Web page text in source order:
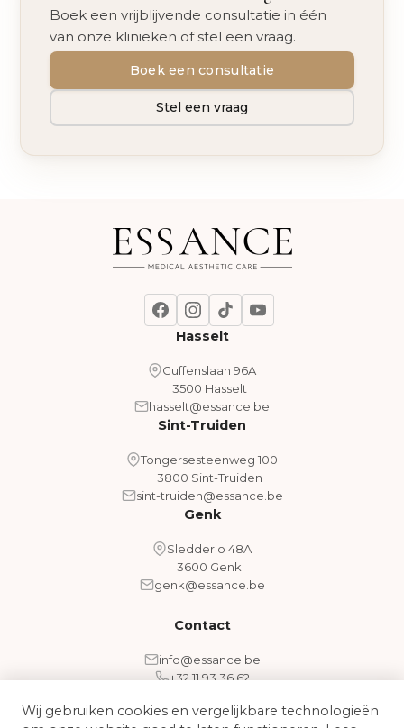
Boek een vrijblijvende consultatie in één
van onze klinieken of stel een vraag.
Boek een consultatie
Stel een vraag
Hasselt
Guffenslaan 96A
3500 Hasselt
hasselt@essance.be
Sint-Truiden
Tongersesteenweg 100
3800 Sint-Truiden
sint-truiden@essance.be
Genk
Sledderlo 48A
3600 Genk
genk@essance.be
Contact
info@essance.be
+32 11 93 36 62
Wij gebruiken cookies en vergelijkbare technologieën